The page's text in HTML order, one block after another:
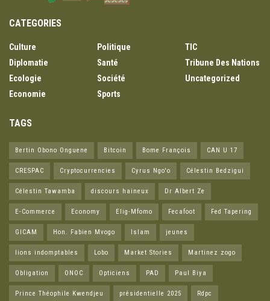
CATEGORIES
Culture
Diplomatie
Ecologie
Economie
Politique
Santé
Société
Sports
TIC
Tribune Des Nations
Uncategorized
TAGS
Bertin Obono Onguene Bitcoin Bome François CAN U 17
CRESPAC Cryptocurrencies Cyrus Ngo'o Célestin Bedzigui
Célestin Tawamba discours haineux Dr Albert Ze
E-Commerce Economy Elig-Mfomo Fecafoot Fed Tapering
GICAM Hon. Fabien Mvogo Islam jeunes
lions indomptables Lobo Market Stories Martinez zogo
Obligation ONOC Opticiens PAD Paul Biya
Prince Théophile Kwendjeu présidentielle 2025 Rdpc